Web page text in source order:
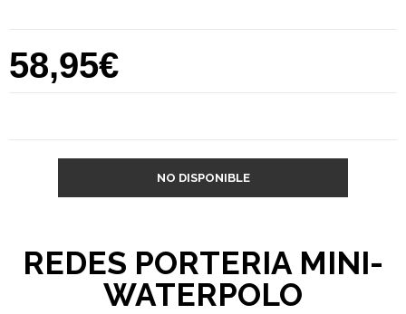
58,95€
NO DISPONIBLE
REDES PORTERIA MINI-
WATERPOLO